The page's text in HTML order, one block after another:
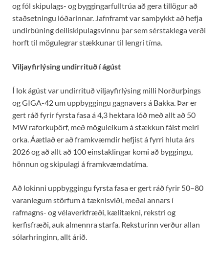
og fól skipulags- og byggingarfulltrúa að gera tillögur að
staðsetningu lóðarinnar. Jafnframt var samþykkt að hefja
undirbúning deiliskipulagsvinnu þar sem sérstaklega verði
horft til mögulegrar stækkunar til lengri tíma.
Viljayfirlýsing undirrituð í ágúst
Í lok ágúst var undirrituð viljayfirlýsing milli Norðurþings
og GIGA-42 um uppbyggingu gagnavers á Bakka. Þar er
gert ráð fyrir fyrsta fasa á 4,3 hektara lóð með allt að 50
MW raforkuþörf, með möguleikum á stækkun fáist meiri
orka. Áætlað er að framkvæmdir hefjist á fyrri hluta árs
2026 og að allt að 100 einstaklingar komi að byggingu,
hönnun og skipulagi á framkvæmdatíma.
Að lokinni uppbyggingu fyrsta fasa er gert ráð fyrir 50–80
varanlegum störfum á tæknisviði, meðal annars í
rafmagns- og vélaverkfræði, kælitækni, rekstri og
kerfisfræði, auk almennra starfa. Reksturinn verður allan
sólarhringinn, allt árið.